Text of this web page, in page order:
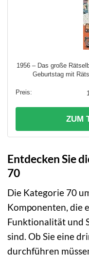
1956 – Das große
Geburtstag mit
ZUM
Entdecken Sie
70
Die Kategorie 70
Komponenten, die
Funktionalität und
sind. Ob Sie eine
durchführen